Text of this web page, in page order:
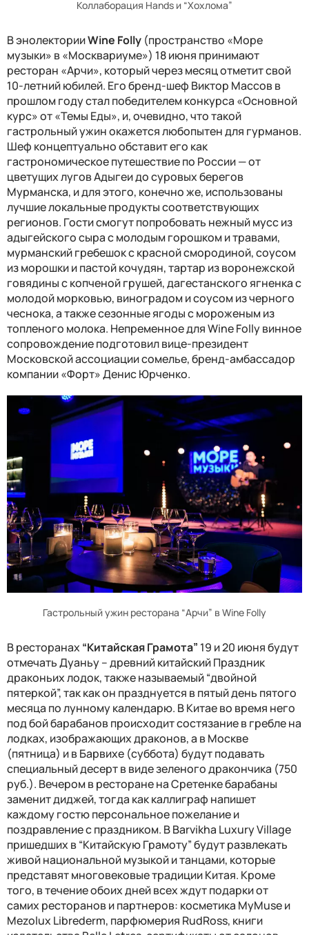
Коллаборация Hands и “Хохлома”
В энолекторииWine Folly (пространство «Море
музыки» в «Москвариуме») 18 июня принимают
ресторан «Арчи», который через месяц отметит свой
10-летний юбилей. Его бренд-шеф Виктор Массовв
прошлом годустал победителем конкурса «Основной
курс» от «Темы Еды», и, очевидно, что такой
гастрольный ужин окажется любопытен для гурманов.
Шеф концептуально обставит его как
гастрономическое путешествие по России — от
цветущих лугов Адыгеи до суровых берегов
Мурманска, и для этого, конечно же, использованы
лучшие локальные продукты соответствующих
регионов. Гости смогут попробовать нежный мусс из
адыгейского сыра с молодым горошком и травами,
мурманский гребешок с красной смородиной, соусом
из морошки и пастой кочудян, тартар из воронежской
говядины с копченой грушей, дагестанского ягненкас
молодой морковью, виноградом и соусом из черного
чеснока, а также сезонные ягоды с мороженым из
топленого молока. Непременное дляWine Follyвинное
сопровождение подготовилвице-президент
Московской ассоциации сомелье,бренд-амбассадор
компании «Форт» Денис Юрченко.
Гастрольный ужин ресторана “Арчи” в Wine Folly
В ресторанах“Китайская Грамота” 19 и 20 июня будут
отмечать Дуаньу – древний китайский Праздник
драконьих лодок, также называемый “двойной
пятеркой”, так как он празднуется в пятый день пятого
месяца по лунному календарю. В Китае во время него
под бой барабанов происходит состязание в гребле на
лодках, изображающих драконов, а в Москве
(пятница) и в Барвихе (суббота) будут подавать
специальный десерт в виде зеленого дракончика (750
руб.). Вечером в ресторане на Сретенке барабаны
заменит диджей, тогда как каллиграф напишет
каждому гостю персональное пожелание и
поздравление с праздником. В Barvikha Luxury Village
пришедших в “Китайскую Грамоту” будут развлекать
живой национальной музыкой и танцами, которые
представят многовековые традиции Китая. Кроме
того, в течение обоих дней всех ждут подарки от
самих ресторанов и партнеров: косметика MyMuse и
Mezolux Librederm, парфюмерия RudRoss, книги